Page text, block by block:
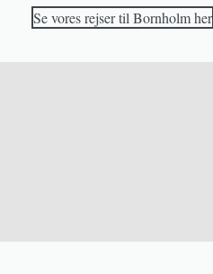
Se vores rejser til Bornholm her